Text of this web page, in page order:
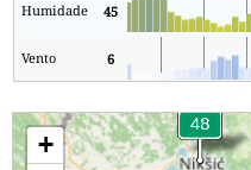
Humidade 45
Vento 6
+